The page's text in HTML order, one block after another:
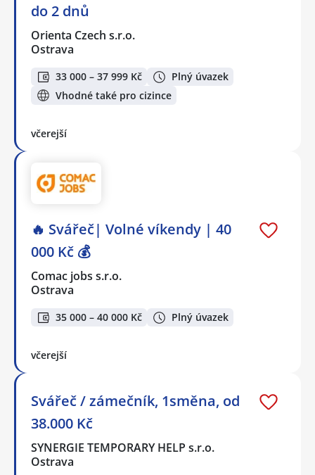
do 2 dnů
Orienta Czech s.r.o.
Ostrava
33 000 – 37 999 Kč
Plný úvazek
Vhodné také pro cizince
včerejší
🔥 Svářeč| Volné víkendy | 40
000 Kč 💰
Comac jobs s.r.o.
Ostrava
35 000 – 40 000 Kč Plný úvazek
včerejší
Svářeč / zámečník, 1směna, od
38.000 Kč
SYNERGIE TEMPORARY HELP s.r.o.
Ostrava